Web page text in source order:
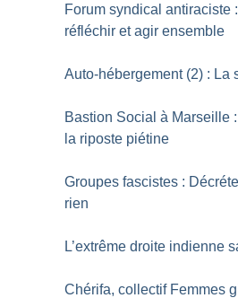
Forum syndical antiraciste
réfléchir et agir ensemble
Auto-hébergement (2) : La
Bastion Social à Marseille
la riposte piétine
Groupes fascistes :
rien
L’extrême droite indienne
Chérifa, collectif Femmes